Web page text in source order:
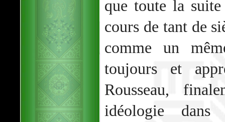
que toute la
cours de tant de
comme un
toujours et
Rousseau,
idéologie